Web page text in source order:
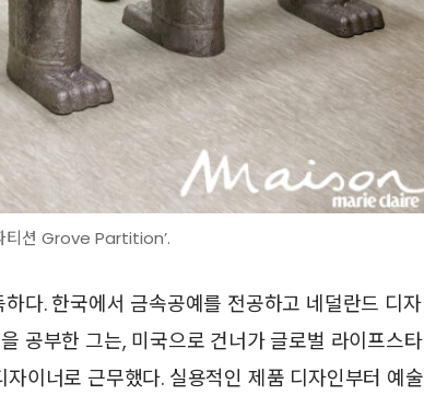
티션 Grove Partition’.
다. 한국에서 금속공예를 전공하고 네덜란드 디자
공부한 그는, 미국으로 건너가 글로벌 라이프스타
이너로 근무했다. 실용적인 제품 디자인부터 예술